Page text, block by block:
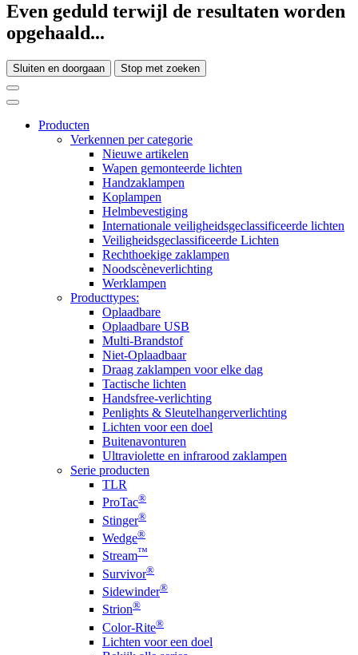
Even geduld terwijl de resultaten worden
opgehaald...
Sluiten en doorgaan Stop met zoeken
Producten
Verkennen per categorie
Nieuwe artikelen
Wapen gemonteerde lichten
Handzaklampen
Koplampen
Helmbevestiging
Internationale veiligheidsgeclassificeerde lichten
Veiligheidsgeclassificeerde Lichten
Rechthoekige zaklampen
Noodscèneverlichting
Werklampen
Producttypes:
Oplaadbare
Oplaadbare USB
Multi-Brandstof
Niet-Oplaadbaar
Draag zaklampen voor elke dag
Tactische lichten
Handsfree-verlichting
Penlights & Sleutelhangerverlichting
Lichten voor een doel
Buitenavonturen
Ultraviolette en infrarood zaklampen
Serie producten
TLR
ProTac®
Stinger®
Wedge®
Stream™
Survivor®
Sidewinder®
Strion®
Color-Rite®
Lichten voor een doel